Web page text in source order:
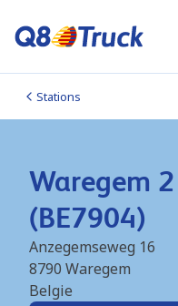
Stations
Waregem
(BE7904)
Anzegemseweg 16
8790 Waregem
Belgie